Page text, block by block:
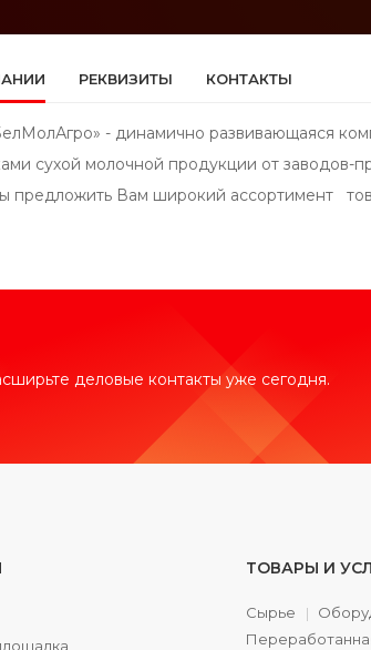
РЕКВИЗИТЫ КОНТАКТЫ
- динамично развивающаяся
сухой молочной продукции от
предложить Вам широкий ассортимент
деловые контакты уже сегодня.
ТОВАРЫ И
Сырье